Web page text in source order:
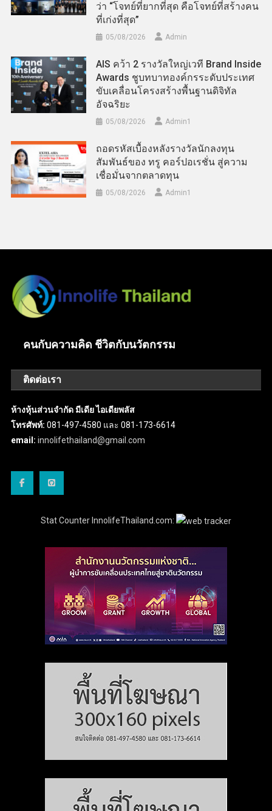
ว่า “โจทย์ที่ยากที่สุด คือโจทย์ที่สร้างคน
ที่เก่งที่สุด”
05/08/2026 Admin
AIS คว้า 2 รางวัลใหญ่เวที Brand Inside
Awards ชูบทบาทองค์กรระดับประเทศ
ขับเคลื่อนโครงสร้างพื้นฐานดิจิทัล
อัจฉริยะ
05/08/2026 Admin​1
ถอดรหัสเบื้องหลังรางวัลนักลงทุน
สัมพันธ์ของ ทรู คอร์ปอเรชั่น สู่ความ
เชื่อมั่นจากตลาดทุน
05/08/2026 Admin​1
คนกับความคิด ชีวิตกับนวัตกรรม
ติดต่อเรา
ห้างหุ้นส่วนจำกัด มีเดีย ไอเดียพลัส
โทรศัพท์: 081-497-4580 และ 081-173-6614
email: innolifethailand@gmail.com
Stat Counter InnolifeThailand.com: